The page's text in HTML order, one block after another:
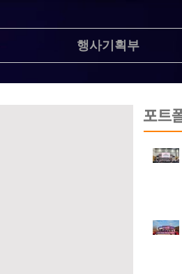
행사기획부
포트